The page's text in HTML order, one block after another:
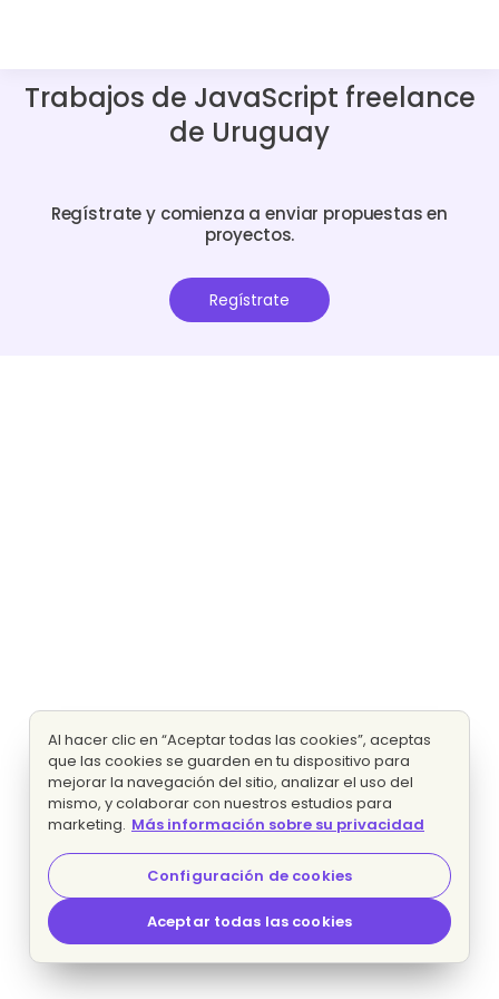
Trabajos de JavaScript freelance
de Uruguay
Regístrate y comienza a enviar propuestas en
proyectos.
Regístrate
Al hacer clic en “Aceptar todas las cookies”, aceptas
que las cookies se guarden en tu dispositivo para
mejorar la navegación del sitio, analizar el uso del
mismo, y colaborar con nuestros estudios para
marketing. Más información sobre su privacidad
Configuración de cookies
Aceptar todas las cookies